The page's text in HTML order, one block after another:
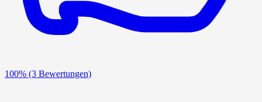
100% (3 Bewertungen)